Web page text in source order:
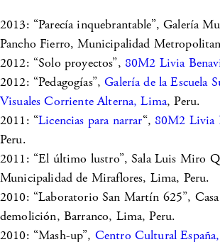
2013: “Parecía inquebrantable”, Galería
Pancho Fierro, Municipalidad
2012: “Solo proyectos”, 80M2 Livia
2012: “Pedagogías”,Galería de la Escuela
Visuales Corriente Alterna, Lima, Peru.
2011: “Licencias para narrar“, 80M2 Livia
Peru.
2011: “El último lustro”, Sala Luis Miro
Municipalidad de Miraflores, Lima, Peru.
2010: “Laboratorio San Martín 625”, Casa
demolición, Barranco, Lima, Peru.
2010: “Mash-up”, Centro Cultural